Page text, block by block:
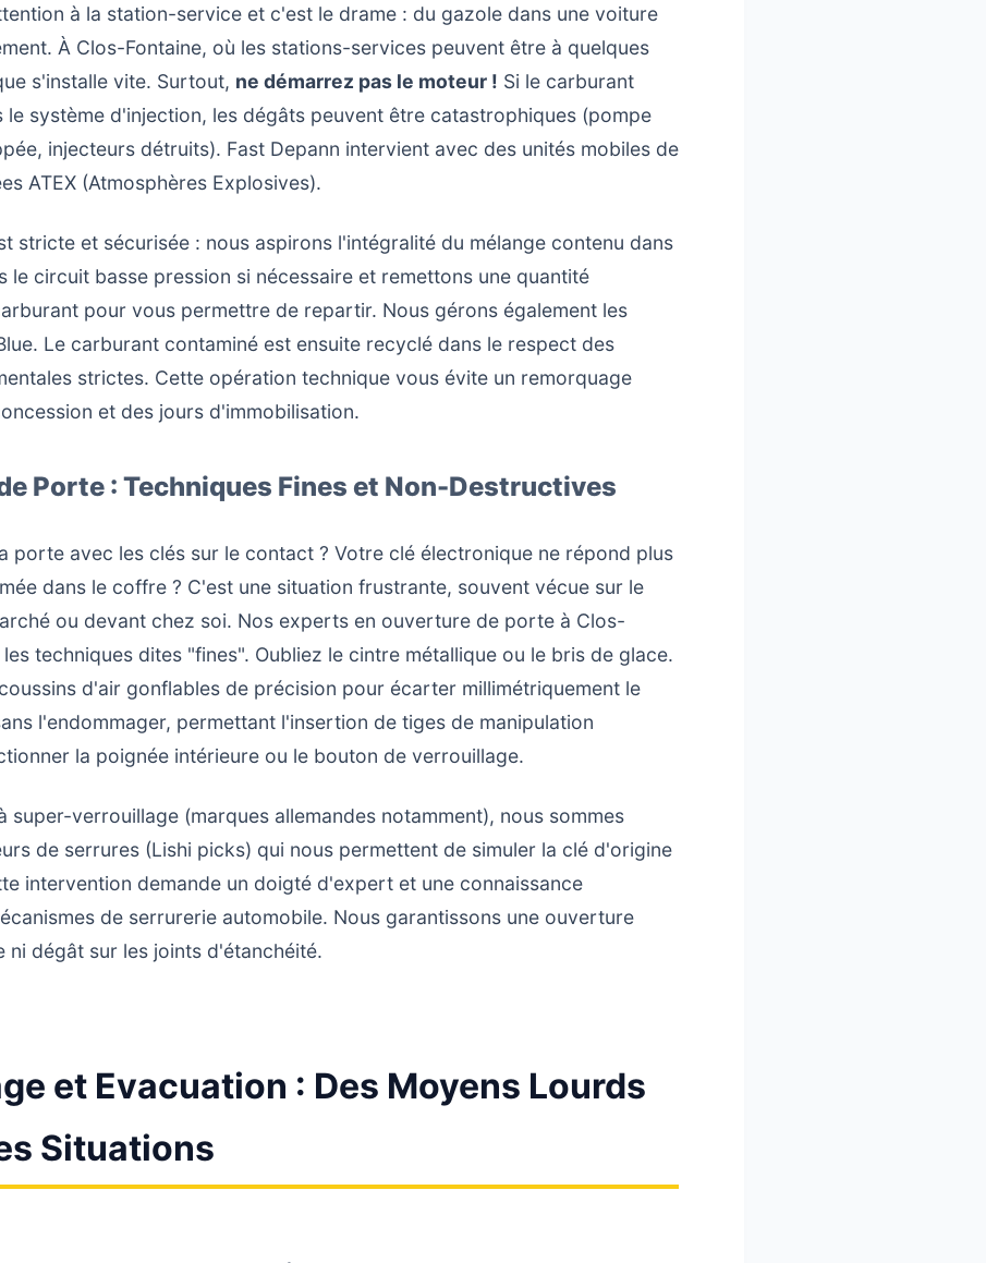
à la station-service et c'est le drame : du gazole dans une voiture
À Clos-Fontaine, où les stations-services peuvent être à quelques
s'installe vite. Surtout, ne démarrez pas le moteur ! Si le carburant
le système d'injection, les dégâts peuvent être catastrophiques (pompe
injecteurs détruits). Fast Depann intervient avec des unités mobiles de
ATEX (Atmosphères Explosives).
stricte et sécurisée : nous aspirons l'intégralité du mélange contenu dans
le circuit basse pression si nécessaire et remettons une quantité
pour vous permettre de repartir. Nous gérons également les
Le carburant contaminé est ensuite recyclé dans le respect des
strictes. Cette opération technique vous évite un remorquage
et des jours d'immobilisation.
Porte : Techniques Fines et Non-Destructives
porte avec les clés sur le contact ? Votre clé électronique ne répond plus
dans le coffre ? C'est une situation frustrante, souvent vécue sur le
ou devant chez soi. Nos experts en ouverture de porte à Clos-
techniques dites "fines". Oubliez le cintre métallique ou le bris de glace.
d'air gonflables de précision pour écarter millimétriquement le
l'endommager, permettant l'insertion de tiges de manipulation
la poignée intérieure ou le bouton de verrouillage.
super-verrouillage (marques allemandes notamment), nous sommes
de serrures (Lishi picks) qui nous permettent de simuler la clé d'origine
intervention demande un doigté d'expert et une connaissance
de serrurerie automobile. Nous garantissons une ouverture
ni dégât sur les joints d'étanchéité.
et Evacuation : Des Moyens Lourds
Situations